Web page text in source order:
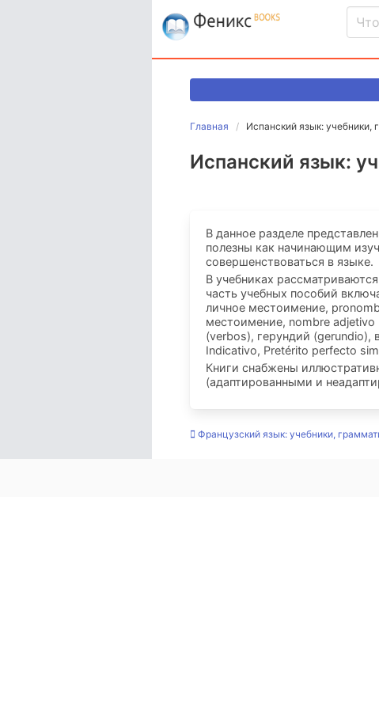
Главная Испанский язык: учебники,
Испанский язык:
В данное разделе
полезны как начинающим
совершенствоваться в языке.
В учебниках
часть учебных пособий
личное местоимение,
местоимение, nombre adjetivo
(verbos), герундий
Indicativo, Pretérito perfecto
Книги снабжены
(адаптированными и
Французский язык: учебники,